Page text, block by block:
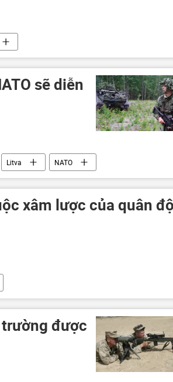
sẽ diễn
Litva NATO
xâm lược của quân
được